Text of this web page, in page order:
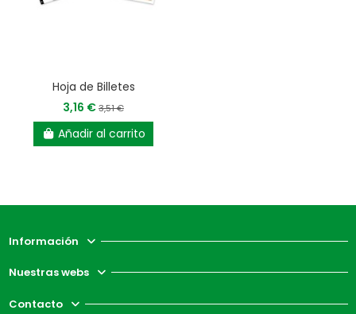
Hoja de Billetes
3,16 €3,51 €
Añadir al carrito
Información
Nuestras webs
Contacto